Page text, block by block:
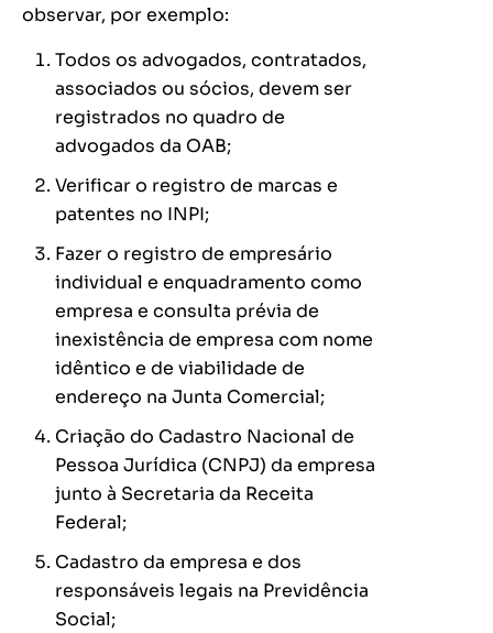
observar, por exemplo:
Todos os advogados, contratados,
associados ou sócios, devem ser
registrados no quadro de
advogados da OAB;
Verificar o registro de marcas e
patentes no INPI;
Fazer o registro de empresário
individual e enquadramento como
empresa e consulta prévia de
inexistência de empresa com nome
idêntico e de viabilidade de
endereço na Junta Comercial;
Criação do Cadastro Nacional de
Pessoa Jurídica (CNPJ) da empresa
junto à Secretaria da Receita
Federal;
Cadastro da empresa e dos
responsáveis legais na Previdência
Social;